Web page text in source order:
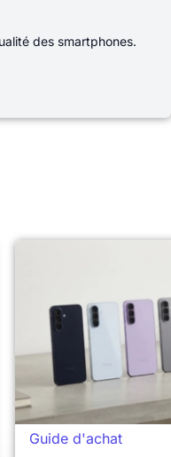
des smartphones.
Guide d'achat